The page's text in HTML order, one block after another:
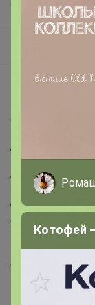
☂ ОТЛИВАНТЫ
Страна
Пол:
Год выпуска:
Ноты:
кедр, малина,
принадлежит к
Это новый
Котофей